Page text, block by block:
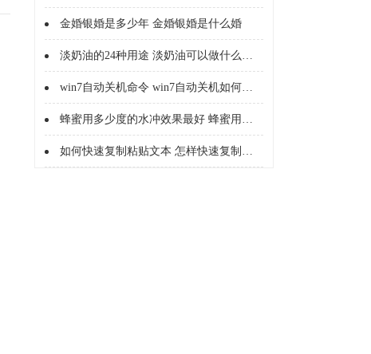
金婚银婚是多少年 金婚银婚是什么婚
淡奶油的24种用途 淡奶油可以做什么美食
win7自动关机命令 win7自动关机如何设置
蜂蜜用多少度的水冲效果最好 蜂蜜用开水冲还是温水
如何快速复制粘贴文本 怎样快速复制粘贴文本